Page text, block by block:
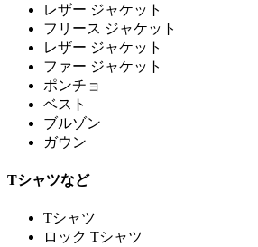
レザー ジャケット
フリース ジャケット
レザー ジャケット
ファー ジャケット
ポンチョ
ベスト
ブルゾン
ガウン
Tシャツなど
Tシャツ
ロック Tシャツ